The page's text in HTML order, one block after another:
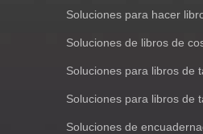
Soluciones para hacer
Soluciones de libros de
Soluciones para libros de
Soluciones para libros de
Soluciones de